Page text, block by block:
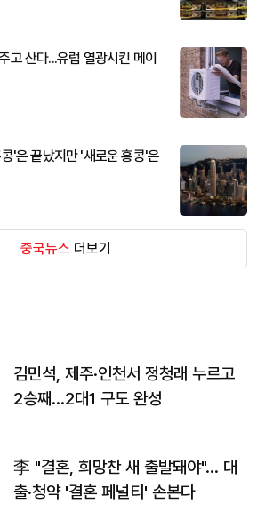
고 산다...유럽 열광시킨 메이
'은 끝났지만 '새로운 홍콩'은
중국뉴스 더보기
김민석, 제주·인천서 정청래 누르고
2승째…2대1 구도 완성
李 "결혼, 희망찬 새 출발돼야"… 대
출·청약 '결혼 페널티' 손본다